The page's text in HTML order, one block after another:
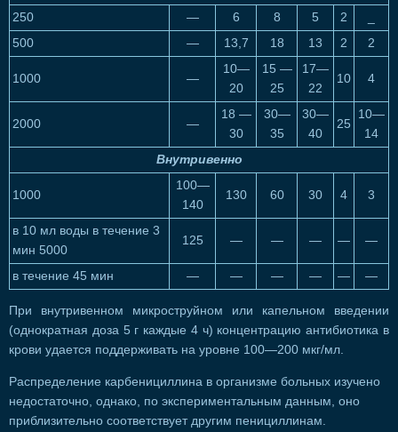
250
— 6 8 5 2
500
— 13,7 18 13 2 2
1000 —
10—
20
15 —
25
17—
22
10 4
2000 —
18 —
30
30—
35
30—
40
25
10—
14
Внутривенно
1000
100—
140
130 60 30 4 3
в 10 мл воды в течение 3
мин 5000
125 — — — — —
в течение 45 мин — — — — — —
При внутривенном микроструйном или капельном введении
(однократная доза 5 г каждые 4 ч) концентрацию антибиотика в
крови удается поддерживать на уровне 100—200 мкг/мл.
Распределение карбенициллина в организме больных изучено
недостаточно, однако, по экспериментальным данным, оно
приблизительно соответствует другим пенициллинам.